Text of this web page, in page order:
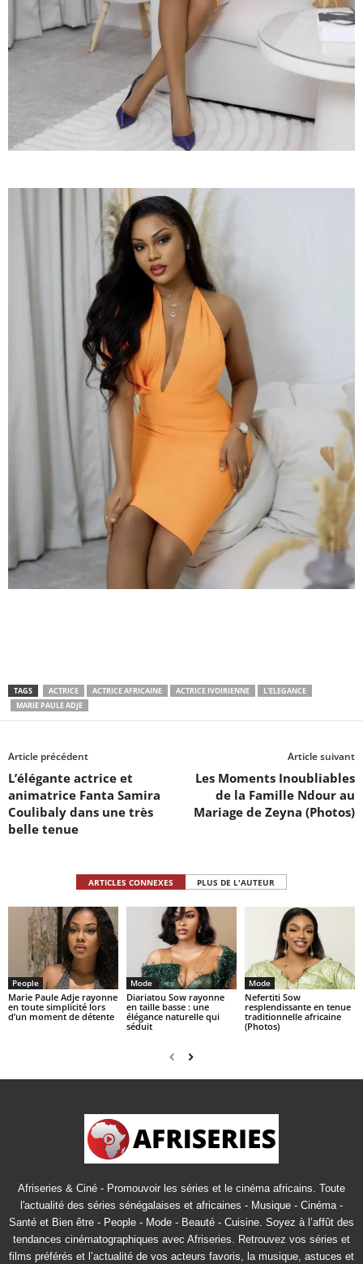
TAGS ACTRICE ACTRICE AFRICAINE ACTRICE IVOIRIENNE
L'ELEGANCE
MARIE PAULE ADJE
Article précédent
L’élégante actrice et
animatrice Fanta Samira
Coulibaly dans une très
belle tenue
Article suivant
Les Moments Inoubliables
de la Famille Ndour au
Mariage de Zeyna (Photos)
ARTICLES CONNEXES PLUS DE L'AUTEUR
People
Marie Paule Adje rayonne
en toute simplicité lors
d’un moment de détente
Mode
Diariatou Sow rayonne
en taille basse : une
élégance naturelle qui
séduit
Mode
Nefertiti Sow
resplendissante en tenue
traditionnelle africaine
(Photos)
Afriseries & Ciné - Promouvoir les séries et le cinéma africains. Toute
l'actualité des séries sénégalaises et africaines - Musique - Cinéma -
Santé et Bien être - People - Mode - Beauté - Cuisine. Soyez à l’affût des
tendances cinématographiques avec Afriseries. Retrouvez vos séries et
films préférés et l’actualité de vos acteurs favoris, la musique, astuces et